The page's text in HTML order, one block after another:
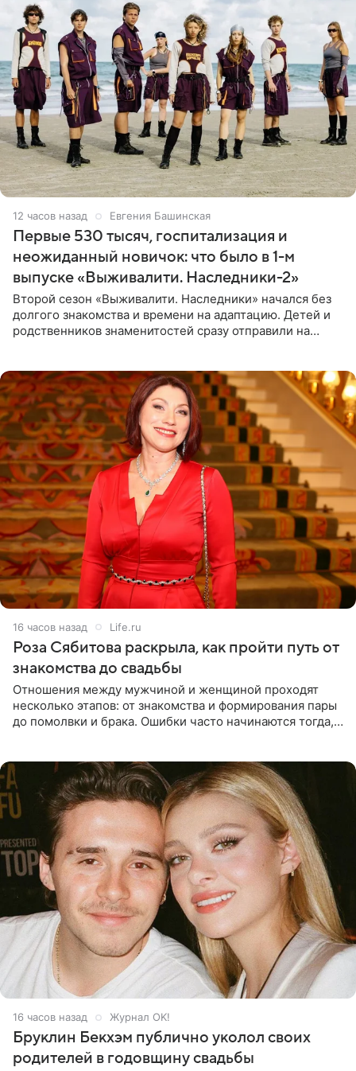
12 часов назад Евгения Башинская
Первые 530 тысяч, госпитализация и
неожиданный новичок: что было в 1-м
выпуске «Выживалити. Наследники-2»
Второй сезон «Выживалити. Наследники» начался без
долгого знакомства и времени на адаптацию. Детей и
родственников знаменитостей сразу отправили на
16 часов назад Life.ru
Роза Сябитова раскрыла, как пройти путь от
знакомства до свадьбы
Отношения между мужчиной и женщиной проходят
несколько этапов: от знакомства и формирования пары
до помолвки и брака. Ошибки часто начинаются тогда,
16 часов назад Журнал OK!
Бруклин Бекхэм публично уколол своих
родителей в годовщину свадьбы